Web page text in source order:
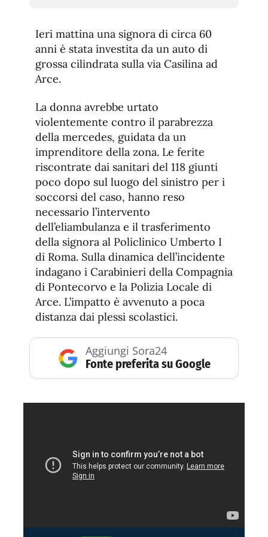
fuente
de
fuente.
Ieri mattina una signora di circa 60
anni è stata investita da un auto di
grossa cilindrata sulla via Casilina ad
Arce.
La donna avrebbe urtato
violentemente contro il parabrezza
della mercedes, guidata da un
imprenditore della zona. Le ferite
riscontrate dai sanitari del 118 giunti
poco dopo sul luogo del sinistro per i
soccorsi del caso, hanno reso
necessario l’intervento
dell’eliambulanza e il trasferimento
della signora al Policlinico Umberto I
di Roma. Sulla dinamica dell’incidente
indagano i Carabinieri della Compagnia
di Pontecorvo e la Polizia Locale di
Arce. L’impatto è avvenuto a poca
distanza dai plessi scolastici.
Aggiungi Sora24
Fonte preferita su Google